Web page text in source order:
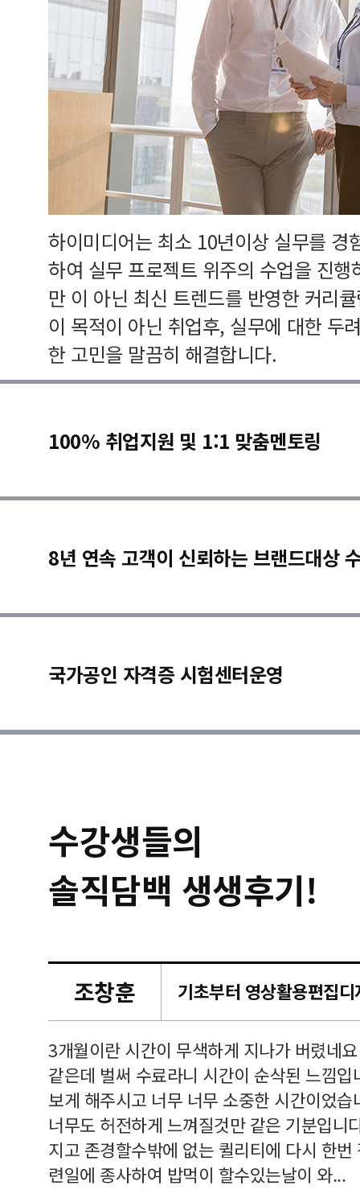
하이미디어는 최소 10년이상 실무를 경
하여 실무 프로젝트 위주의 수업을 진
만 이 아닌 최신 트렌드를 반영한 커리
이 목적이 아닌 취업후, 실무에 대한 두
한 고민을 말끔히 해결합니다.
100% 취업지원 및 1:1 맞춤멘토링
8년 연속 고객이 신뢰하는 브랜드대상
국가공인 자격증 시험센터운영
수강생들의
솔직담백 생생후기!
조창훈
3개월이란 시간이 무색하게 지나가 버렸네
같은데 벌써 수료라니 시간이 순삭된 느낌
보게 해주시고 너무 너무 소중한 시간이었
너무도 허전하게 느껴질것만 같은 기분입니
지고 존경할수밖에 없는 퀼리티에 다시 한
련일에 종사하여 밥먹이 할수있는날이 와...